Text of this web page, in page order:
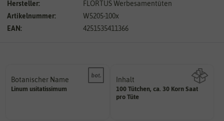
Hersteller:
FLORTUS Werbesamentüten
Artikelnummer:
W5205-100x
EAN:
4251535411366
Inhalt
100 Tütchen, ca. 30 Korn Saat
pro Tüte
Wie viel ist enthalten
Botanischer Name
Linum usitatissimum
Namen zur eindeutigen
Bestimmung der Pflanze.